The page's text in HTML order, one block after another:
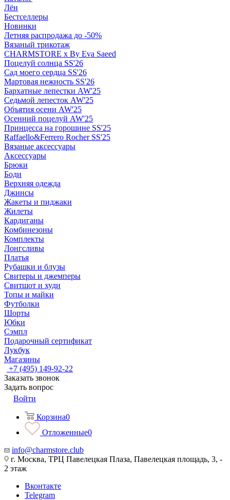
Лён
Бестселлеры
Новинки
Летняя распродажа до -50%
Вязаный трикотаж
CHARMSTORE х By Eva Saeed
Поцелуй солнца SS'26
Сад моего сердца SS'26
Мартовая нежность SS'26
Бархатные лепестки AW'25
Седьмой лепесток AW'25
Объятия осени AW'25
Осенний поцелуй AW'25
Принцесса на горошине SS'25
Raffaello&Ferrero Rocher SS'25
Вязаные аксессуары
Аксессуары
Брюки
Боди
Верхняя одежда
Джинсы
Жакеты и пиджаки
Жилеты
Кардиганы
Комбинезоны
Комплекты
Лонгсливы
Платья
Рубашки и блузы
Свитеры и джемперы
Свитшот и худи
Топы и майки
Футболки
Шорты
Юбки
Сэмпл
Подарочный сертификат
Лукбук
Магазины
+7 (495) 149-92-22
Заказать звонок
Задать вопрос
Войти
Корзина0
Отложенные0
info@charmstore.club
г. Москва, ТРЦ Павелецкая Плаза, Павелецкая площадь, 3, -
2 этаж
Вконтакте
Telegram